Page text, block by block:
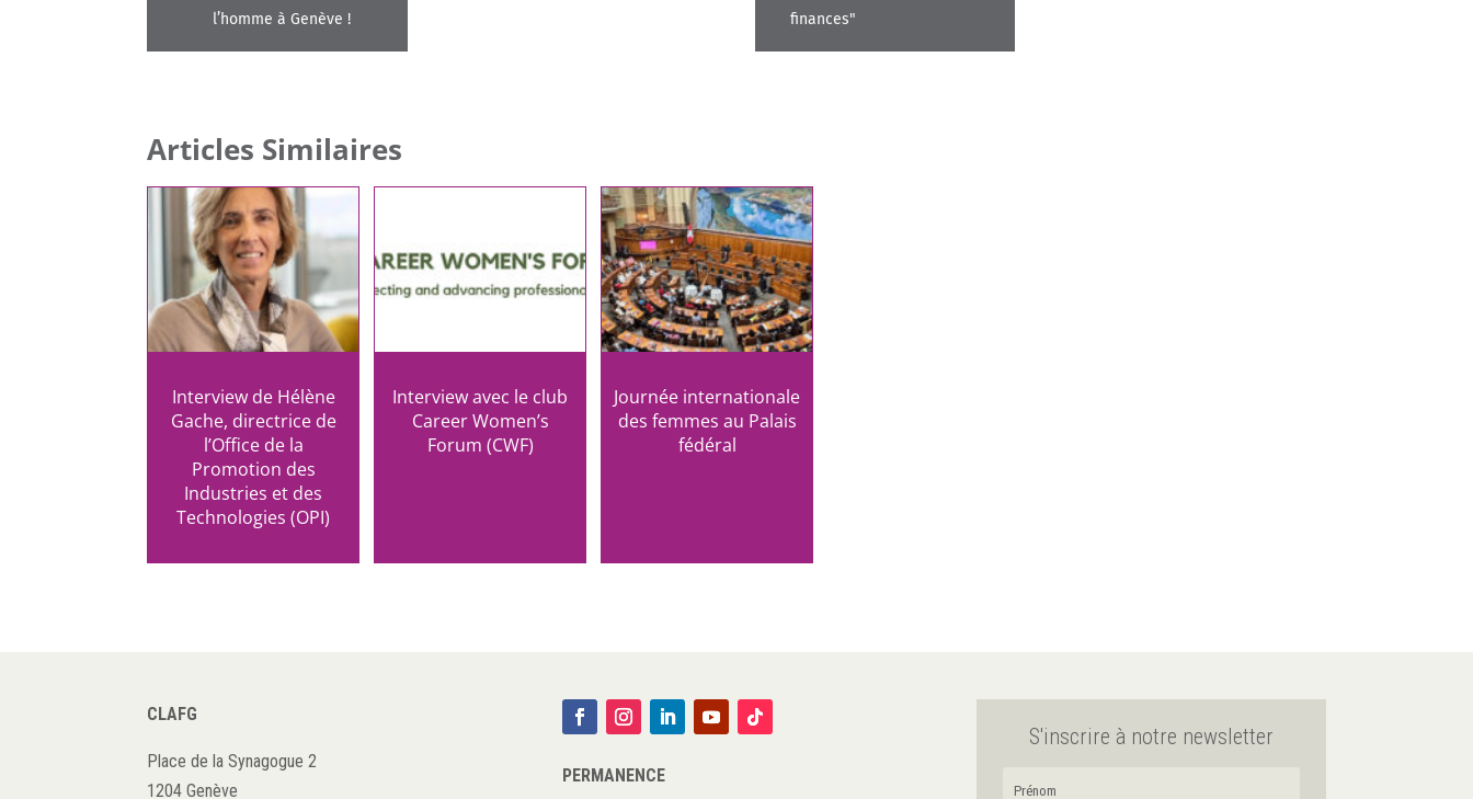
l’homme à Genève !
finances"
Articles Similaires
Interview de Hélène
Gache, directrice de
l’Office de la
Promotion des
Industries et des
Technologies (OPI)
Interview avec le club
Career Women’s
Forum (CWF)
Journée internationale
des femmes au Palais
fédéral
CLAFG
Place de la Synagogue 2
1204 Genève
PERMANENCE
S'inscrire à notre newsletter